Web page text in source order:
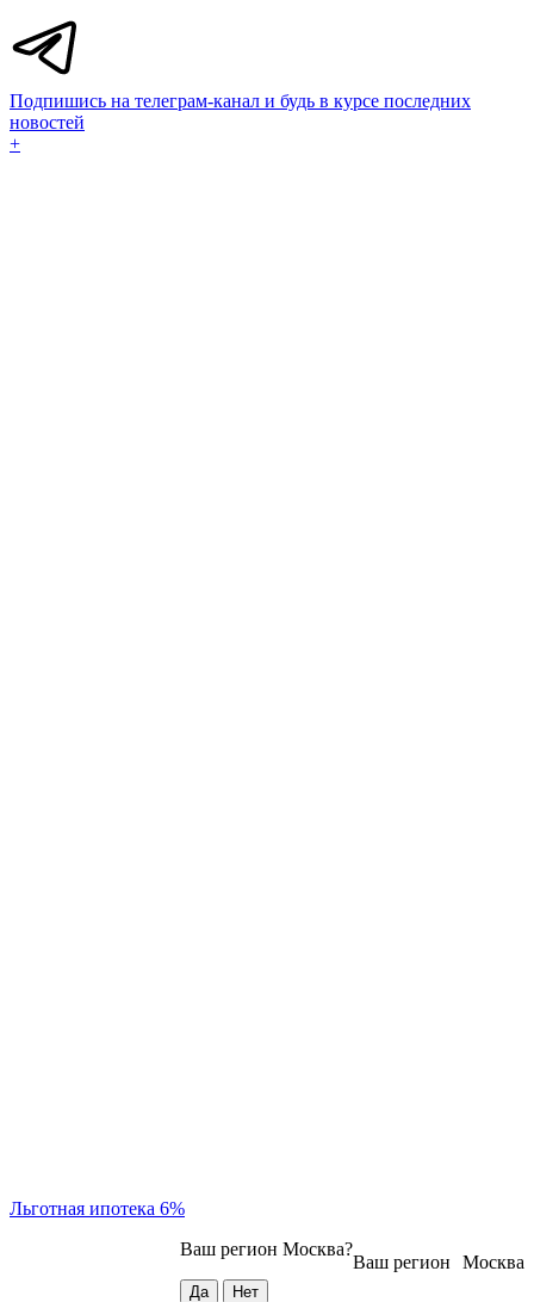
Подпишись на телеграм-канал и будь в курсе последних
новостей
+
Льготная ипотека 6%
Москва
Ваш регион
Ваш регион Москва?